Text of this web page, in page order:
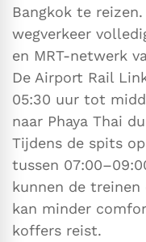
Bangkok te
wegverkeer
en MRT-netwerk
De Airport Rail
05:30 uur tot
naar Phaya Thai
Tijdens de spits
tussen
kunnen de
kan minder
koffers reist.